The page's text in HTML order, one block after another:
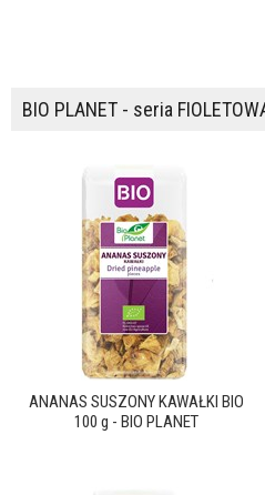
BIO PLANET - seria
ANANAS SUSZONY KAWAŁKI BIO
100 g - BIO PLANET